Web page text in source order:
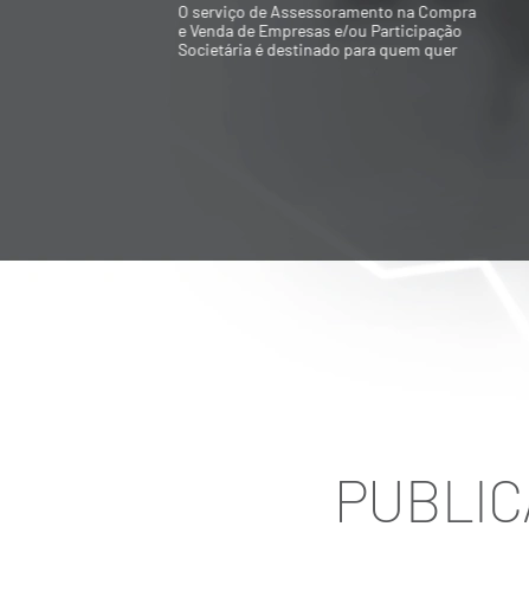
O serviço de Assessoramento na Compra
e Venda de Empresas e/ou Participação
Societária é destinado para quem quer